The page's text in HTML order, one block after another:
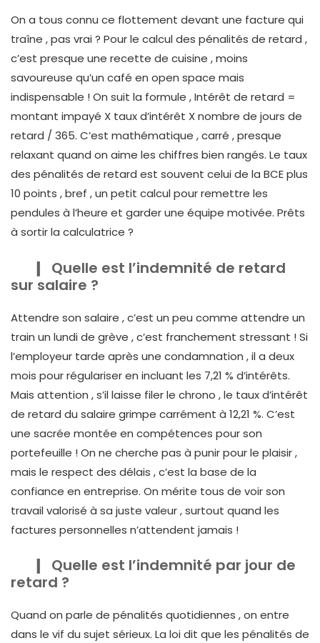
On a tous connu ce flottement devant une facture qui
traîne , pas vrai ? Pour le calcul des pénalités de retard ,
c’est presque une recette de cuisine , moins
savoureuse qu’un café en open space mais
indispensable ! On suit la formule , Intérêt de retard =
montant impayé X taux d’intérêt X nombre de jours de
retard / 365. C’est mathématique , carré , presque
relaxant quand on aime les chiffres bien rangés. Le taux
des pénalités de retard est souvent celui de la BCE plus
10 points , bref , un petit calcul pour remettre les
pendules à l’heure et garder une équipe motivée. Prêts
à sortir la calculatrice ?
Quelle est l’indemnité de retard
sur salaire ?
Attendre son salaire , c’est un peu comme attendre un
train un lundi de grève , c’est franchement stressant ! Si
l’employeur tarde après une condamnation , il a deux
mois pour régulariser en incluant les 7,21 % d’intérêts.
Mais attention , s’il laisse filer le chrono , le taux d’intérêt
de retard du salaire grimpe carrément à 12,21 %. C’est
une sacrée montée en compétences pour son
portefeuille ! On ne cherche pas à punir pour le plaisir ,
mais le respect des délais , c’est la base de la
confiance en entreprise. On mérite tous de voir son
travail valorisé à sa juste valeur , surtout quand les
factures personnelles n’attendent jamais !
Quelle est l’indemnité par jour de
retard ?
Quand on parle de pénalités quotidiennes , on entre
dans le vif du sujet sérieux. La loi dit que les pénalités de